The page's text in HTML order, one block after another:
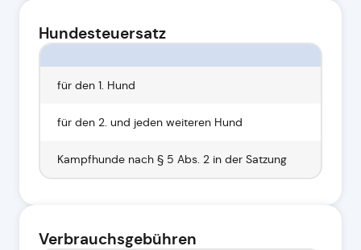
Hundesteuersatz
für den 1. Hund
für den 2. und jeden weiteren Hund
Kampfhunde nach § 5 Abs. 2 in der Satzung
Verbrauchsgebühren